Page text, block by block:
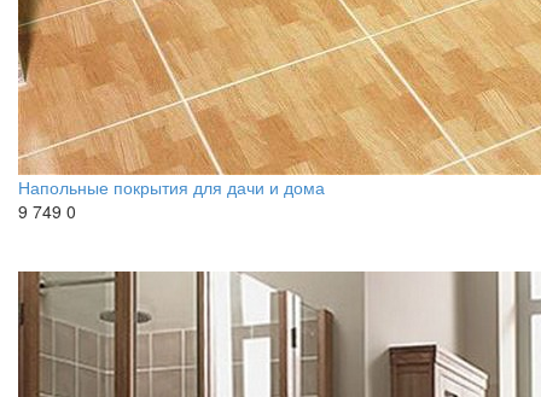
Напольные покрытия для дачи и дома
9 749 0